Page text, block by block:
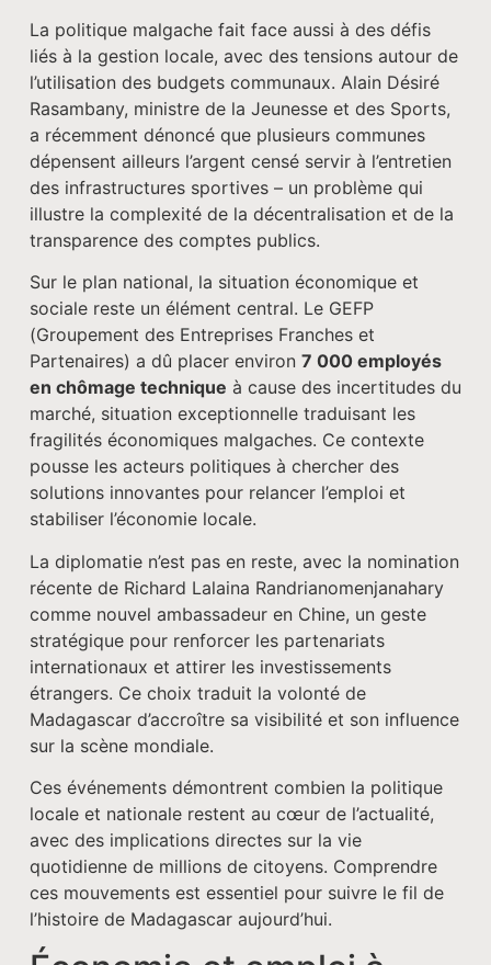
La politique malgache fait face aussi à des défis
liés à la gestion locale, avec des tensions autour de
l’utilisation des budgets communaux. Alain Désiré
Rasambany, ministre de la Jeunesse et des Sports,
a récemment dénoncé que plusieurs communes
dépensent ailleurs l’argent censé servir à l’entretien
des infrastructures sportives – un problème qui
illustre la complexité de la décentralisation et de la
transparence des comptes publics.
Sur le plan national, la situation économique et
sociale reste un élément central. Le GEFP
(Groupement des Entreprises Franches et
Partenaires) a dû placer environ 7 000 employés
en chômage technique à cause des incertitudes du
marché, situation exceptionnelle traduisant les
fragilités économiques malgaches. Ce contexte
pousse les acteurs politiques à chercher des
solutions innovantes pour relancer l’emploi et
stabiliser l’économie locale.
La diplomatie n’est pas en reste, avec la nomination
récente de Richard Lalaina Randrianomenjanahary
comme nouvel ambassadeur en Chine, un geste
stratégique pour renforcer les partenariats
internationaux et attirer les investissements
étrangers. Ce choix traduit la volonté de
Madagascar d’accroître sa visibilité et son influence
sur la scène mondiale.
Ces événements démontrent combien la politique
locale et nationale restent au cœur de l’actualité,
avec des implications directes sur la vie
quotidienne de millions de citoyens. Comprendre
ces mouvements est essentiel pour suivre le fil de
l’histoire de Madagascar aujourd’hui.